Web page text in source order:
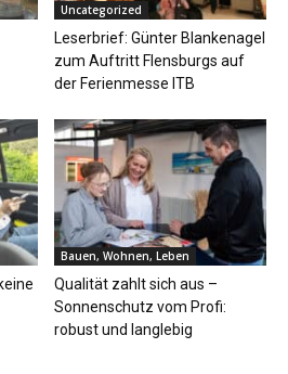
Uncategorized
Leserbrief: Günter Blankenagel
zum Auftritt Flensburgs auf
der Ferienmesse ITB
Bauen, Wohnen, Leben
Qualität zahlt sich aus –
Sonnenschutz vom Profi:
robust und langlebig